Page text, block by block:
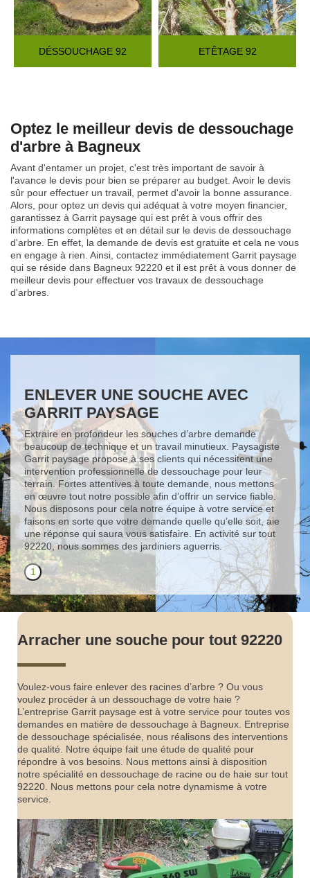
DÉSSOUCHAGE 92 ETÊTAGE 92
Optez le meilleur devis de dessouchage
d'arbre à Bagneux
Avant d'entamer un projet, c'est très important de savoir à
l'avance le devis pour bien se préparer au budget. Avoir le devis
sûr pour effectuer un travail, permet d'avoir la bonne assurance.
Alors, pour optez un devis qui adéquat à votre moyen financier,
garantissez à Garrit paysage qui est prêt à vous offrir des
informations complètes et en détail sur le devis de dessouchage
d'arbre. En effet, la demande de devis est gratuite et cela ne vous
en engage à rien. Ainsi, contactez immédiatement Garrit paysage
qui se réside dans Bagneux 92220 et il est prêt à vous donner de
meilleur devis pour effectuer vos travaux de dessouchage
d'arbres.
ENLEVER UNE SOUCHE AVEC
GARRIT PAYSAGE
Extraire en profondeur les souches d’arbre demande
beaucoup de technique et un travail minutieux. Paysagiste
Garrit paysage propose à ses clients qui nécessitent une
intervention professionnelle de dessouchage pour leur
terrain. Fortes attentives à toute demande, nous mettons
en œuvre tout notre possible afin d’offrir un service fiable.
Nous disposons pour cela notre équipe à votre service et
faisons en sorte que votre demande quelle qu’elle soit, aie
une réponse qui saura vous satisfaire. En activité sur tout
92220, nous sommes des jardiniers aguerris.
1
Arracher une souche pour tout 92220
Voulez-vous faire enlever des racines d’arbre ? Ou vous
voulez procéder à un dessouchage de votre haie ?
L’entreprise Garrit paysage est à votre service pour toutes vos
demandes en matière de dessouchage à Bagneux. Entreprise
de dessouchage spécialisée, nous réalisons des interventions
de qualité. Notre équipe fait une étude de qualité pour
répondre à vos besoins. Nous mettons ainsi à disposition
notre spécialité en dessouchage de racine ou de haie sur tout
92220. Nous mettons pour cela notre dynamisme à votre
service.